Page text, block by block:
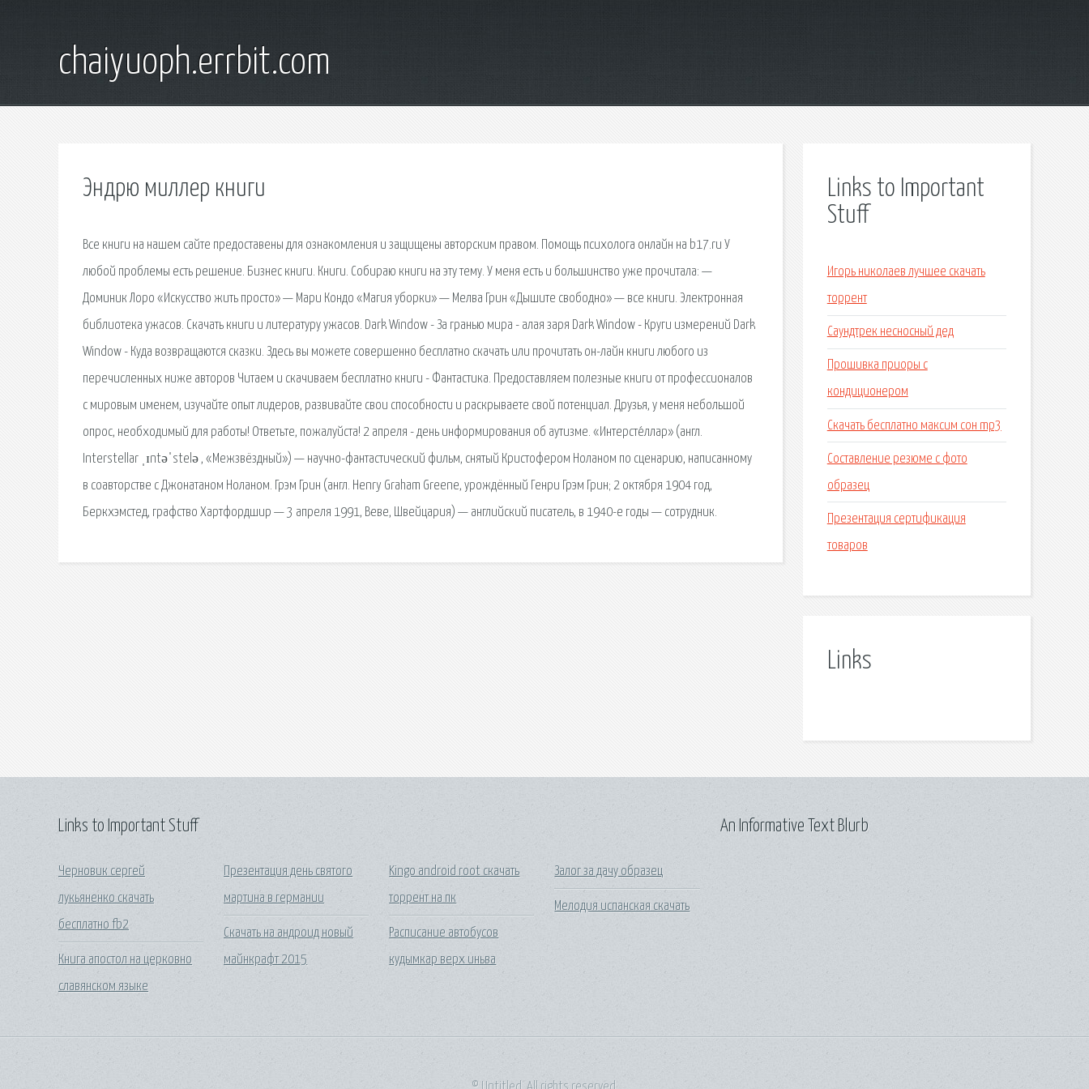
chaiyuoph.errbit.com
Эндрю миллер книги
Все книги на нашем сайте предоставены для ознакомления и защищены авторским правом. Помощь психолога онлайн на b17.ru У
любой проблемы есть решение. Бизнес книги. Книги. Собираю книги на эту тему. У меня есть и большинство уже прочитала: —
Доминик Лоро «Искусство жить просто» — Мари Кондо «Магия уборки» — Мелва Грин «Дышите свободно» — все книги. Электронная
библиотека ужасов. Скачать книги и литературу ужасов. Dark Window - За гранью мира - алая заря Dark Window - Круги измерений Dark
Window - Куда возвращаются сказки. Здесь вы можете совершенно бесплатно скачать или прочитать он-лайн книги любого из
перечисленных ниже авторов Читаем и скачиваем бесплатно книги - Фантастика. Предоставляем полезные книги от профессионалов
с мировым именем, изучайте опыт лидеров, развивайте свои способности и раскрываете свой потенциал. Друзья, у меня небольшой
опрос, необходимый для работы! Ответьте, пожалуйста! 2 апреля - день информирования об аутизме. «Интерстéллар» (англ.
Interstellar ˌɪntəˈstelə , «Межзвёздный») — научно-фантастический фильм, снятый Кристофером Ноланом по сценарию, написанному
в соавторстве с Джонатаном Ноланом. Грэм Грин (англ. Henry Graham Greene, урождённый Генри Грэм Грин; 2 октября 1904 год,
Беркхэмстед, графство Хартфордшир — 3 апреля 1991, Веве, Швейцария) — английский писатель, в 1940-е годы — сотрудник.
Links to Important
Stuff
Игорь николаев лучшее скачать
торрент
Саундтрек несносный дед
Прошивка приоры с
кондиционером
Скачать бесплатно максим сон mp3
Составление резюме с фото
образец
Презентация сертификация
товаров
Links
Links to Important Stuff
Черновик сергей
лукьяненко скачать
бесплатно fb2
Книга апостол на церковно
славянском языке
Презентация день святого
мартина в германии
Скачать на андроид новый
майнкрафт 2015
Kingo android root скачать
торрент на пк
Расписание автобусов
кудымкар верх иньва
Залог за дачу образец
Мелодия испанская скачать
An Informative Text Blurb